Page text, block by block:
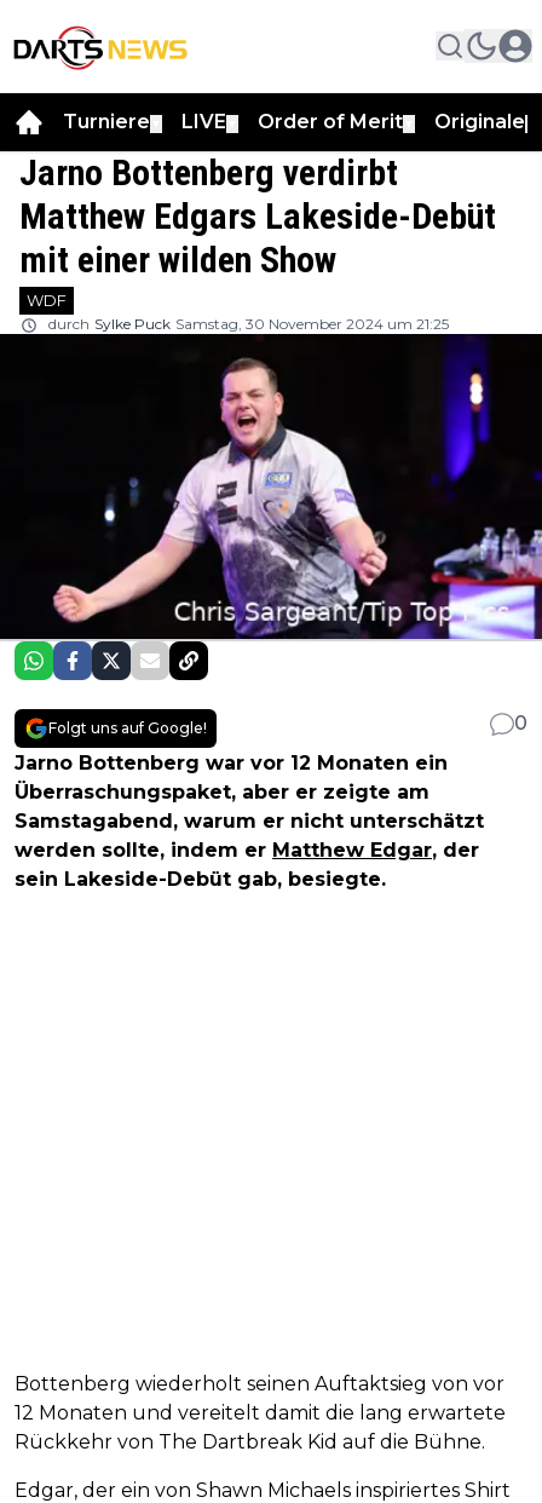
Turniere LIVE Order of Merit Originale
Jarno Bottenberg verdirbt
Matthew Edgars Lakeside-Debüt
mit einer wilden Show
WDF
durch Sylke Puck Samstag, 30 November 2024 um 21:25
Folgt uns auf Google!
0
Jarno Bottenberg war vor 12 Monaten ein
Überraschungspaket, aber er zeigte am
Samstagabend, warum er nicht unterschätzt
werden sollte, indem er Matthew Edgar, der
sein Lakeside-Debüt gab, besiegte.
Bottenberg wiederholt seinen Auftaktsieg von vor
12 Monaten und vereitelt damit die lang erwartete
Rückkehr von The Dartbreak Kid auf die Bühne.
Edgar, der ein von Shawn Michaels inspiriertes Shirt